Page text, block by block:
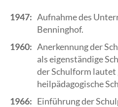
1947: Aufnahme des
Benninghof.
1960: Anerkennung der
als eigenständige
der Schulform lautet
heilpädagogische
1966: Einführung der